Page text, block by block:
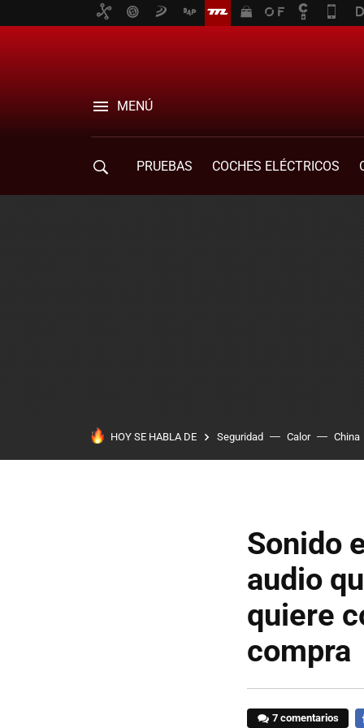
MENÚ
PRUEBAS COCHES ELÉCTRICOS
HOY SE HABLA DE Seguridad Calor China
Sonido
audio
quiere
compra
7 comentarios